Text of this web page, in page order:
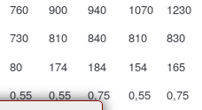
760 900 940 1070
1230
730 810 840 810
830
80 174 184 154
165
0,55 0,55 0,75 0,55 0,75